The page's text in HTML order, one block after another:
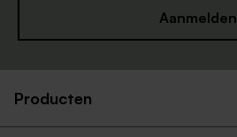
Aanmelden
Producten